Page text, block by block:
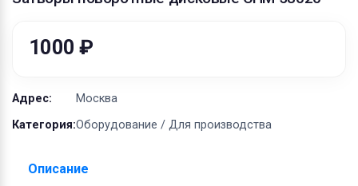
1000 ₽
Адрес:
Москва
Категория:Оборудование / Для производства
Описание
Материалы